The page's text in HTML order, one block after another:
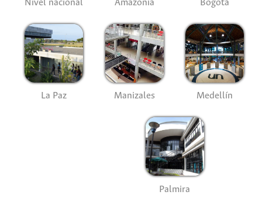
Nivel nacional Amazonía Bogotá
La Paz Manizales Medellín
Palmira